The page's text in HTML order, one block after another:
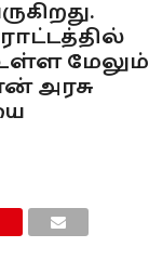
மேலும்
அரசு